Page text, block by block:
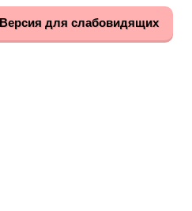
Версия для слабовидящих